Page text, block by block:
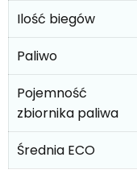
Ilość biegów
Paliwo
Pojemność
zbiornika paliwa
Średnia ECO